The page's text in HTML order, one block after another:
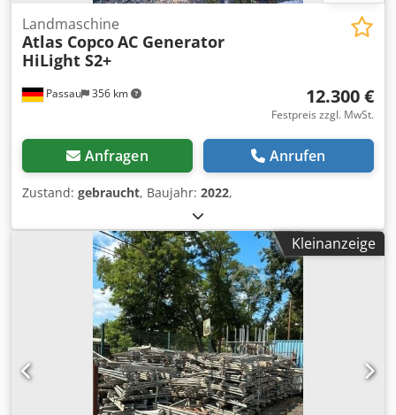
Passau 356 km
Landmaschine
Atlas CopcoAC Generator
HiLight S2+
12.300 €
Festpreis zzgl. MwSt.
Anfragen Anrufen
Zustand: gebraucht, Baujahr: 2022,
Kleinanzeige